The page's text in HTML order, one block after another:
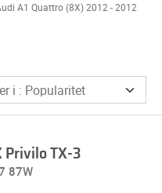
A1 Quattro (8X) 2012 - 2012
Privilo TX-3
87W